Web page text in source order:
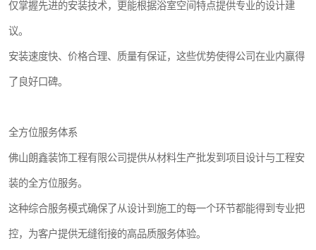
仅掌握先进的安装技术，更能根据浴室空间特点提供专业的设计建
议。
安装速度快、价格合理、质量有保证，这些优势使得公司在业内赢得
了良好口碑。
全方位服务体系
佛山朗鑫装饰工程有限公司提供从材料生产批发到项目设计与工程安
装的全方位服务。
这种综合服务模式确保了从设计到施工的每一个环节都能得到专业把
控，为客户提供无缝衔接的高品质服务体验。